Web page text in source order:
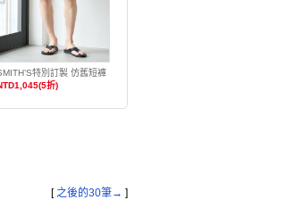
特別訂製 仿舊短褲
折)
[ 之後的30筆→ ]